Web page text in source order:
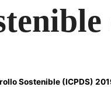
Sostenible (ICPDS)